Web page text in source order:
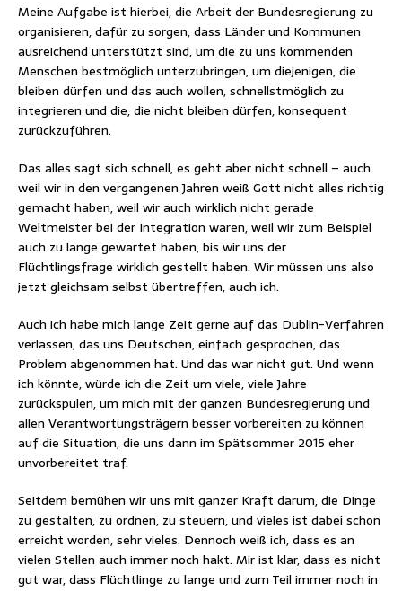
Meine Aufgabe ist hierbei, die Arbeit der Bundesregierung zu
organisieren, dafür zu sorgen, dass Länder und Kommunen
ausreichend unterstützt sind, um die zu uns kommenden
Menschen bestmöglich unterzubringen, um diejenigen, die
bleiben dürfen und das auch wollen, schnellstmöglich zu
integrieren und die, die nicht bleiben dürfen, konsequent
zurückzuführen.
Das alles sagt sich schnell, es geht aber nicht schnell – auch
weil wir in den vergangenen Jahren weiß Gott nicht alles richtig
gemacht haben, weil wir auch wirklich nicht gerade
Weltmeister bei der Integration waren, weil wir zum Beispiel
auch zu lange gewartet haben, bis wir uns der
Flüchtlingsfrage wirklich gestellt haben. Wir müssen uns also
jetzt gleichsam selbst übertreffen, auch ich.
Auch ich habe mich lange Zeit gerne auf das Dublin-Verfahren
verlassen, das uns Deutschen, einfach gesprochen, das
Problem abgenommen hat. Und das war nicht gut. Und wenn
ich könnte, würde ich die Zeit um viele, viele Jahre
zurückspulen, um mich mit der ganzen Bundesregierung und
allen Verantwortungsträgern besser vorbereiten zu können
auf die Situation, die uns dann im Spätsommer 2015 eher
unvorbereitet traf.
Seitdem bemühen wir uns mit ganzer Kraft darum, die Dinge
zu gestalten, zu ordnen, zu steuern, und vieles ist dabei schon
erreicht worden, sehr vieles. Dennoch weiß ich, dass es an
vielen Stellen auch immer noch hakt. Mir ist klar, dass es nicht
gut war, dass Flüchtlinge zu lange und zum Teil immer noch in